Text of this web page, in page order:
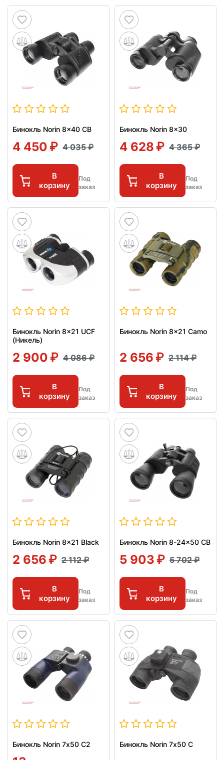
Бинокль Norin 8x40 CB
4 450 4 035
В
корзину
Под
заказ
Бинокль Norin 8x30
4 628 4 365
В
корзину
Под
заказ
Бинокль Norin 8x21 UCF
(Никель)
2 900 4 086
В
корзину
Под
заказ
Бинокль Norin 8x21 Camo
2 656 2 114
В
корзину
Под
заказ
Бинокль Norin 8x21 Black
2 656 2 112
В
корзину
Под
заказ
Бинокль Norin 8-24x50 CB
5 903 5 702
В
корзину
Под
заказ
Бинокль Norin 7х50 C2 Бинокль Norin 7х50 C